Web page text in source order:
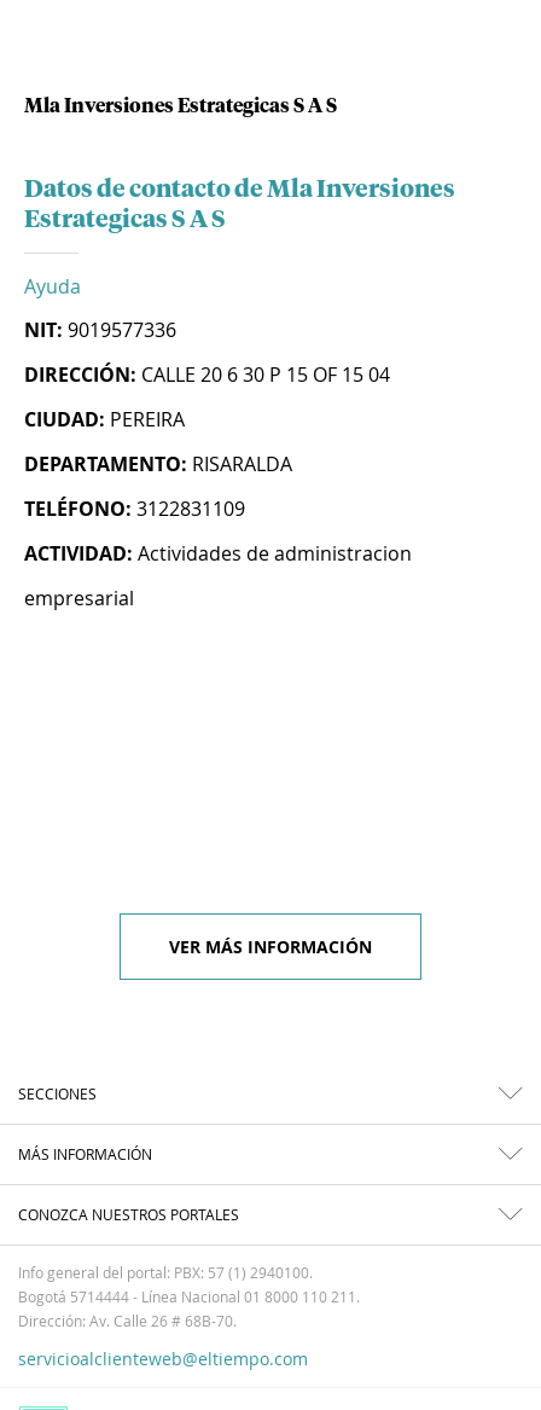
Mla Inversiones Estrategicas S A S
Datos de contacto de Mla Inversiones
Estrategicas S A S
Ayuda
NIT: 9019577336
DIRECCIÓN: CALLE 20 6 30 P 15 OF 15 04
CIUDAD: PEREIRA
DEPARTAMENTO: RISARALDA
TELÉFONO: 3122831109
ACTIVIDAD: Actividades de administracion
empresarial
VER MÁS INFORMACIÓN
SECCIONES
MÁS INFORMACIÓN
CONOZCA NUESTROS PORTALES
Info general del portal: PBX: 57 (1) 2940100.
Bogotá 5714444 - Línea Nacional 01 8000 110 211.
Dirección: Av. Calle 26 # 68B-70.
servicioalclienteweb@eltiempo.com